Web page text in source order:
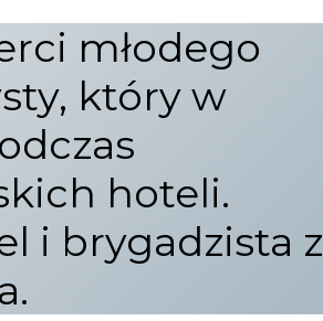
młodego
który w
hoteli.
i brygadzista z